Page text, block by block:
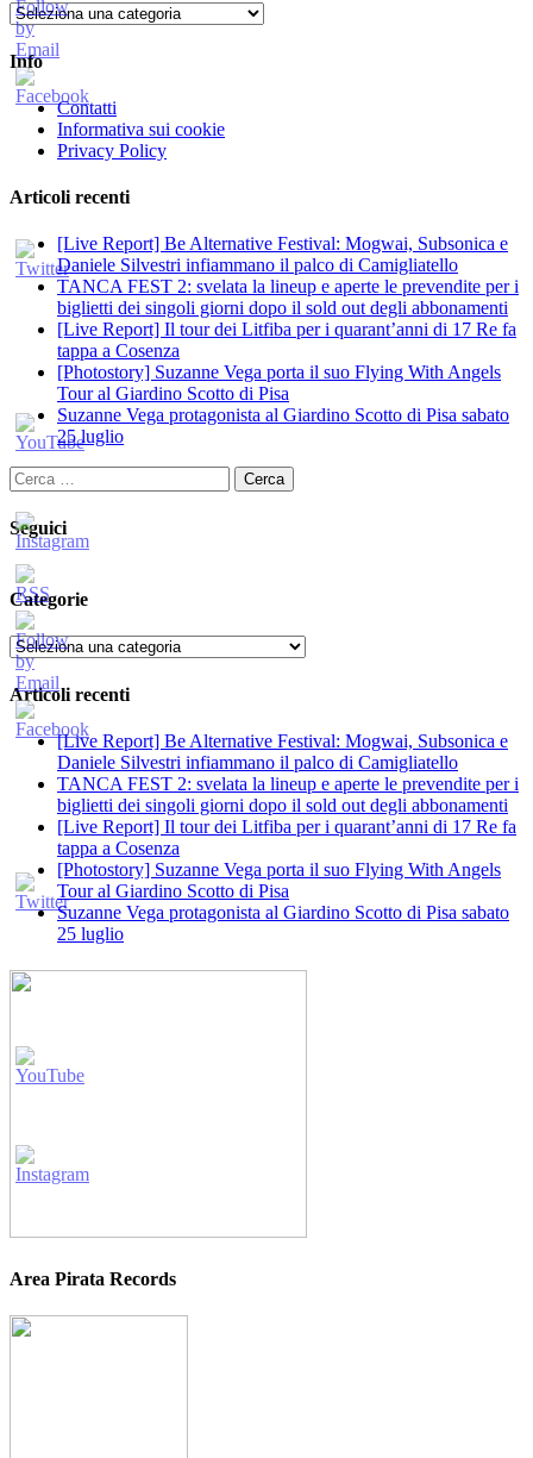
Categorie
Info
Contatti
Informativa sui cookie
Privacy Policy
Articoli recenti
[Live Report] Be Alternative Festival: Mogwai, Subsonica e
Daniele Silvestri infiammano il palco di Camigliatello
TANCA FEST 2: svelata la lineup e aperte le prevendite per i
biglietti dei singoli giorni dopo il sold out degli abbonamenti
[Live Report] Il tour dei Litfiba per i quarant’anni di 17 Re fa
tappa a Cosenza
[Photostory] Suzanne Vega porta il suo Flying With Angels
Tour al Giardino Scotto di Pisa
Suzanne Vega protagonista al Giardino Scotto di Pisa sabato
25 luglio
Ricerca
per:
Seguici
Categorie
Categorie
Articoli recenti
[Live Report] Be Alternative Festival: Mogwai, Subsonica e
Daniele Silvestri infiammano il palco di Camigliatello
TANCA FEST 2: svelata la lineup e aperte le prevendite per i
biglietti dei singoli giorni dopo il sold out degli abbonamenti
[Live Report] Il tour dei Litfiba per i quarant’anni di 17 Re fa
tappa a Cosenza
[Photostory] Suzanne Vega porta il suo Flying With Angels
Tour al Giardino Scotto di Pisa
Suzanne Vega protagonista al Giardino Scotto di Pisa sabato
25 luglio
Area Pirata Records